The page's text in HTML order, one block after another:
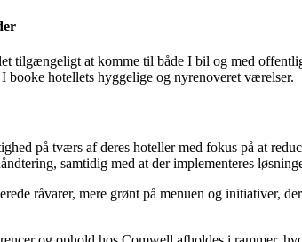
tilgængeligt at komme til både I bil og med
booke hotellets hyggelige og nyrenoveret værelser.
på tværs af deres hoteller med fokus på at
samtidig med at der implementeres
råvarer, mere grønt på menuen og initiativer,